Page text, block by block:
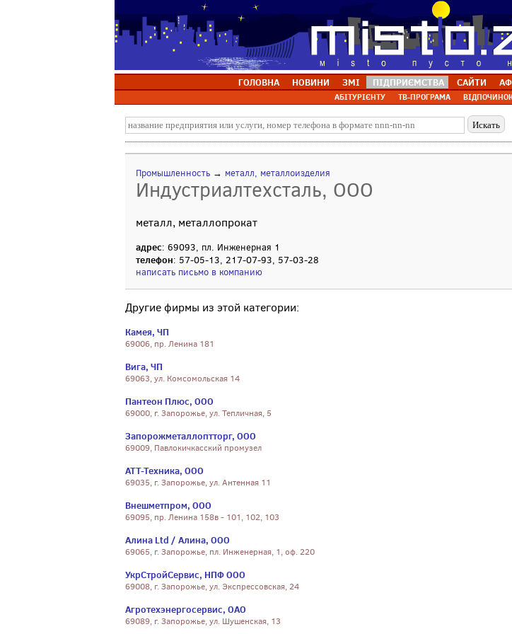
ГОЛОВНА НОВИНИ ЗМІ ПІДПРИЄМСТВА САЙТИ
АБІТУРІЄНТУ ТВ-ПРОГРАМА
Промышленность → металл, металлоизделия
Индустриалтехсталь, ООО
металл, металлопрокат
адрес: 69093, пл. Инженерная 1
телефон: 57-05-13, 217-07-93, 57-03-28
написать письмо в компанию
Другие фирмы из этой категории:
Камея, ЧП
69006, пр. Ленина 181
Вига, ЧП
69063, ул. Комсомольская 14
Пантеон Плюс, ООО
69000, г. Запорожье, ул. Тепличная, 5
Запорожметаллоптторг, ООО
69009, Павлокичкасский промузел
АТТ-Техника, ООО
69035, г. Запорожье, ул. Антенная 11
Внешметпром, ООО
69095, пр. Ленина 158в - 101, 102, 103
Алина Ltd / Алина, ООО
69065, г. Запорожье, пл. Инженерная, 1, оф. 220
УкрСтройСервис, НПФ ООО
69008, г. Запорожье, ул. Экспрессовская, 24
Агротехэнергосервис, ОАО
69089, г. Запорожье, ул. Шушенская, 13